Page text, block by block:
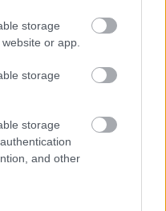
storage
or app.
storage
storage
and other
από 400
οικοπέδων, ας
και
Ελλάδα